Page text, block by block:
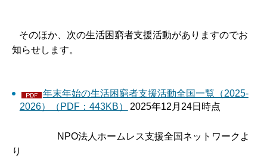
そのほか、次の生活困窮者支援活動がありますのでお
知らせします。
年末年始の生活困窮者支援活動全国一覧（2025-
2026）（PDF：443KB）
2025年12月24日時点
NPO法人ホームレス支援全国ネットワークよ
り